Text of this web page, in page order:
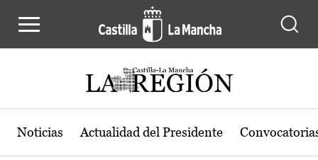
Actualidad de la región de Castilla-
Noticias Actualidad del Presidente